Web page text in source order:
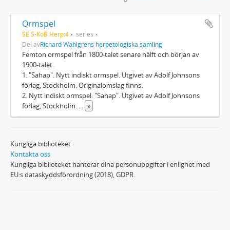
Ormspel
SE S-KoB Herp:4
series
Del avRichard Wahlgrens herpetologiska samling
Femton ormspel från 1800-talet senare hälft och början av
1900-talet.
1. "Sahap". Nytt indiskt ormspel. Utgivet av Adolf Johnsons
förlag, Stockholm. Originalomslag finns.
2. Nytt indiskt ormspel. "Sahap". Utgivet av Adolf Johnsons
förlag, Stockholm.
»
Kungliga biblioteket
Kontakta oss
Kungliga biblioteket hanterar dina personuppgifter i enlighet med
EU:s dataskyddsförordning (2018), GDPR.